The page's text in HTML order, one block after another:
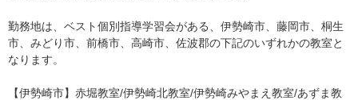
勤務地は、ベスト個別指導学習会がある、伊勢崎市、藤岡市、桐生
市、みどり市、前橋市、高崎市、佐波郡の下記のいずれかの教室と
なります。
【伊勢崎市】赤堀教室/伊勢崎北教室/伊勢崎みやまえ教室/あずま教